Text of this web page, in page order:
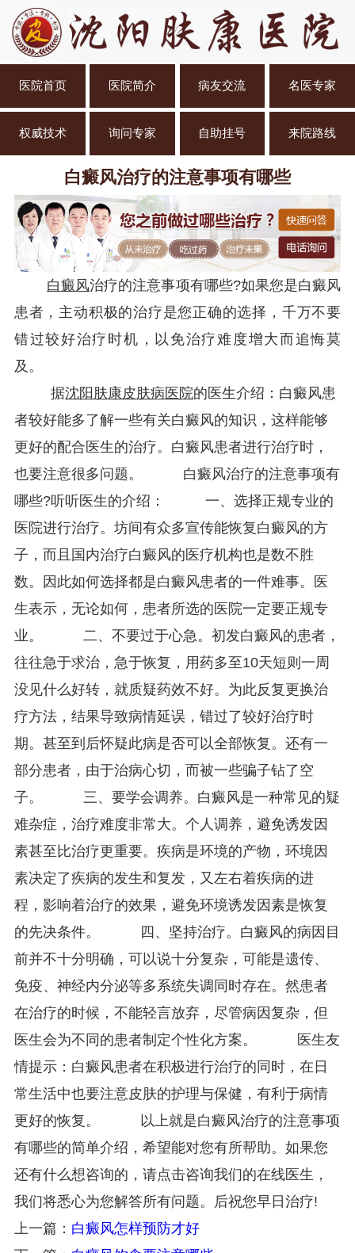
医院首页 医院简介 病友交流 名医专家
权威技术 询问专家 自助挂号 来院路线
白癜风治疗的注意事项有哪些
白癜风治疗的注意事项有哪些?如果您是白癜风
患者，主动积极的治疗是您正确的选择，千万不要
错过较好治疗时机，以免治疗难度增大而追悔莫
及。
据沈阳肤康皮肤病医院的医生介绍：白癜风患
者较好能多了解一些有关白癜风的知识，这样能够
更好的配合医生的治疗。白癜风患者进行治疗时，
也要注意很多问题。 白癜风治疗的注意事项有
哪些?听听医生的介绍： 一、选择正规专业的
医院进行治疗。坊间有众多宣传能恢复白癜风的方
子，而且国内治疗白癜风的医疗机构也是数不胜
数。因此如何选择都是白癜风患者的一件难事。医
生表示，无论如何，患者所选的医院一定要正规专
业。 二、不要过于心急。初发白癜风的患者，
往往急于求治，急于恢复，用药多至10天短则一周
没见什么好转，就质疑药效不好。为此反复更换治
疗方法，结果导致病情延误，错过了较好治疗时
期。甚至到后怀疑此病是否可以全部恢复。还有一
部分患者，由于治病心切，而被一些骗子钻了空
子。 三、要学会调养。白癜风是一种常见的疑
难杂症，治疗难度非常大。个人调养，避免诱发因
素甚至比治疗更重要。疾病是环境的产物，环境因
素决定了疾病的发生和复发，又左右着疾病的进
程，影响着治疗的效果，避免环境诱发因素是恢复
的先决条件。 四、坚持治疗。白癜风的病因目
前并不十分明确，可以说十分复杂，可能是遗传、
免疫、神经内分泌等多系统失调同时存在。然患者
在治疗的时候，不能轻言放弃，尽管病因复杂，但
医生会为不同的患者制定个性化方案。 医生友
情提示：白癜风患者在积极进行治疗的同时，在日
常生活中也要注意皮肤的护理与保健，有利于病情
更好的恢复。 以上就是白癜风治疗的注意事项
有哪些的简单介绍，希望能对您有所帮助。如果您
还有什么想咨询的，请点击咨询我们的在线医生，
我们将悉心为您解答所有问题。后祝您早日治疗!
上一篇： 白癜风怎样预防才好